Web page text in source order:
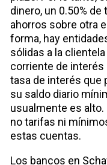
dinero, un 0.50%
ahorros sobre otra
forma, hay
sólidas a la
corriente de interés
tasa de interés que
su saldo diario
usualmente es alto.
no tarifas ni
estas cuentas.
Los bancos en